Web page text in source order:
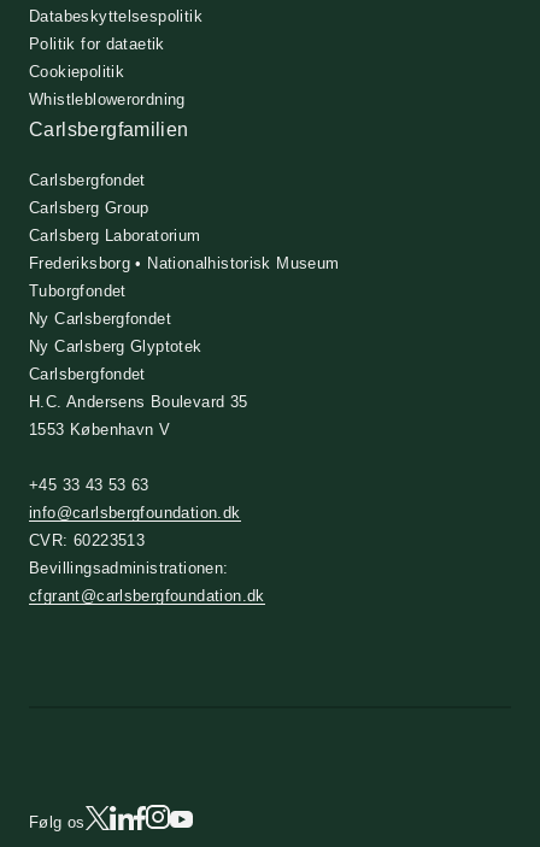
Databeskyttelsespolitik
Politik for dataetik
Cookiepolitik
Whistleblowerordning
Carlsbergfamilien
Carlsbergfondet
Carlsberg Group
Carlsberg Laboratorium
Frederiksborg • Nationalhistorisk Museum
Tuborgfondet
Ny Carlsbergfondet
Ny Carlsberg Glyptotek
Carlsbergfondet
H.C. Andersens Boulevard 35
1553 København V
+45 33 43 53 63
info@carlsbergfoundation.dk
CVR: 60223513
Bevillingsadministrationen:
cfgrant@carlsbergfoundation.dk
Følg os